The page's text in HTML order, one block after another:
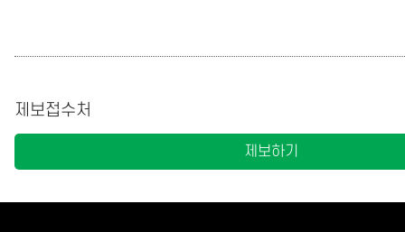
제보접수처
제보하기